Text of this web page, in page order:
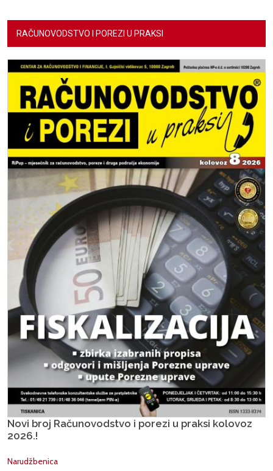
RAČUNOVODSTVO I POREZI U PRAKSI
Novi broj Računovodstvo i porezi u praksi kolovoz
2026.!
Narudžbenica